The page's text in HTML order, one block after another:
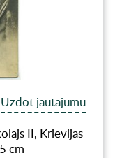
Uzdot jautājumu
II, Krievijas
cm